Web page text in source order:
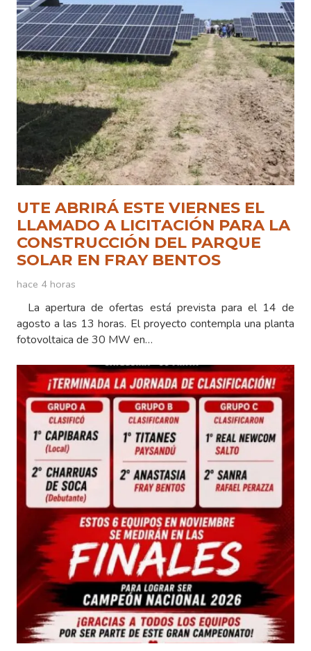
UTE ABRIRÁ ESTE VIERNES EL
LLAMADO A LICITACIÓN PARA LA
CONSTRUCCIÓN DEL PARQUE
SOLAR EN FRAY BENTOS
hace 4 horas
La apertura de ofertas está prevista para el 14 de
agosto a las 13 horas. El proyecto contempla una planta
fotovoltaica de 30 MW en…